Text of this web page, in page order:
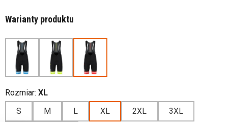
Warianty produktu
Rozmiar: XL
S
M L XL 2XL 3XL